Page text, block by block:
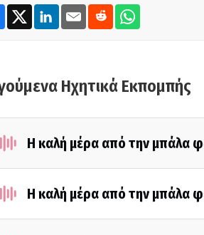
Ηχητικά Εκπομπής
Η καλή μέρα από την μπάλα
Η καλή μέρα από την μπάλα